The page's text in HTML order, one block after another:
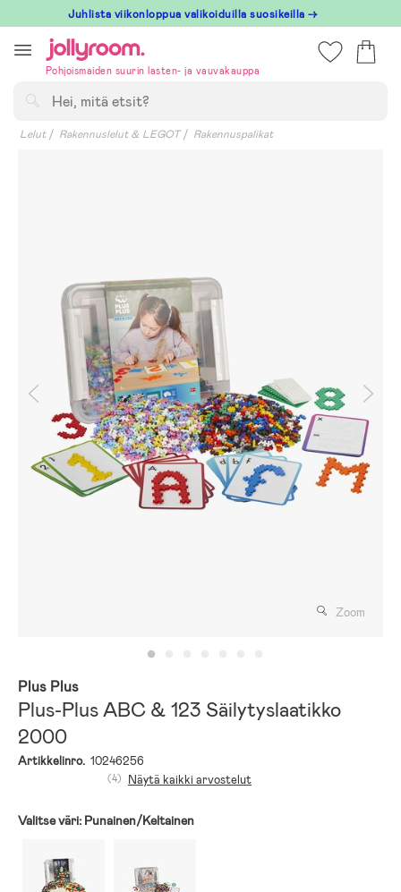
till
innehållet
Juhlista viikonloppua valikoiduilla suosikeilla →
Pohjoismaiden suurin lasten- ja vauvakauppa
Lelut Rakennuslelut & LEGOT Rakennuspalikat
Zoom
Plus Plus
Plus-Plus ABC & 123 Säilytyslaatikko
2000
Artikkelinro. 10246256
(4) Näytä kaikki arvostelut
Valitse väri: Punainen/Keltainen